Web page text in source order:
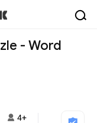
- Word
4+